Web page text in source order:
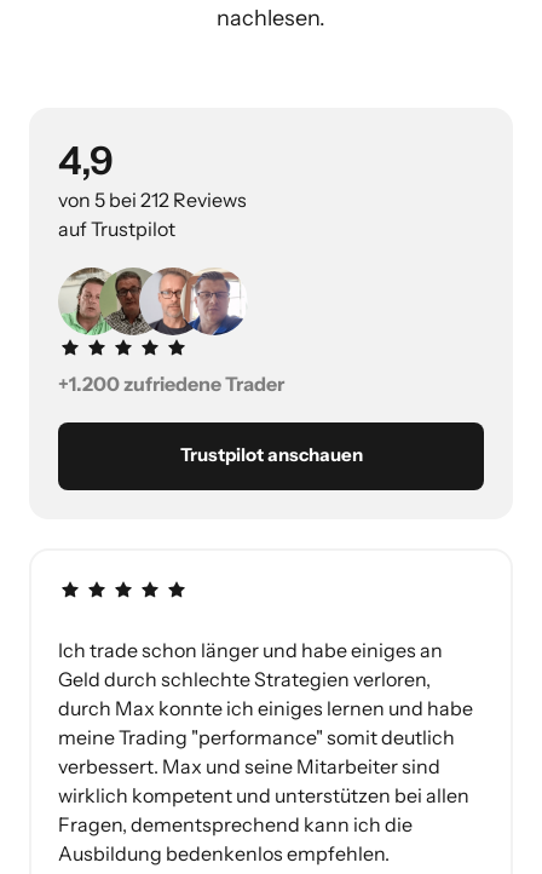
nachlesen.
4,9
von 5 bei 212 Reviews
auf Trustpilot
+1.200 zufriedene Trader
Trustpilot anschauen
Ich trade schon länger und habe einiges an
Geld durch schlechte Strategien verloren,
durch Max konnte ich einiges lernen und habe
meine Trading "performance" somit deutlich
verbessert. Max und seine Mitarbeiter sind
wirklich kompetent und unterstützen bei allen
Fragen, dementsprechend kann ich die
Ausbildung bedenkenlos empfehlen.